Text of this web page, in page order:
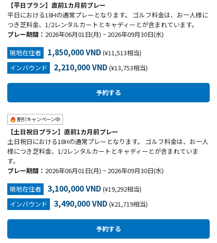
【平日プラン】直前1カ月前プレー
平日における18Hの通常プレーとなります。 ゴルフ料金は、お一人様に
つき芝料金、1/2レンタルカートとキャディーとが含まれています。
プレー期間： 2026年06月01日(月) ~ 2026年09月30日(水)
現地在住者
1,850,000 VND (¥11,513相当)
インバウンド
2,210,000 VND (¥13,753相当)
割引キャンペーン中
【土日祝日プラン】直前1カ月前プレー
土日祝日における18Hの通常プレーとなります。 ゴルフ料金は、お一人
様につき芝料金、1/2レンタルカートとキャディーとが含まれていま
す。
プレー期間： 2026年06月01日(月) ~ 2026年09月30日(水)
現地在住者
3,100,000 VND (¥19,292相当)
インバウンド
3,490,000 VND (¥21,719相当)